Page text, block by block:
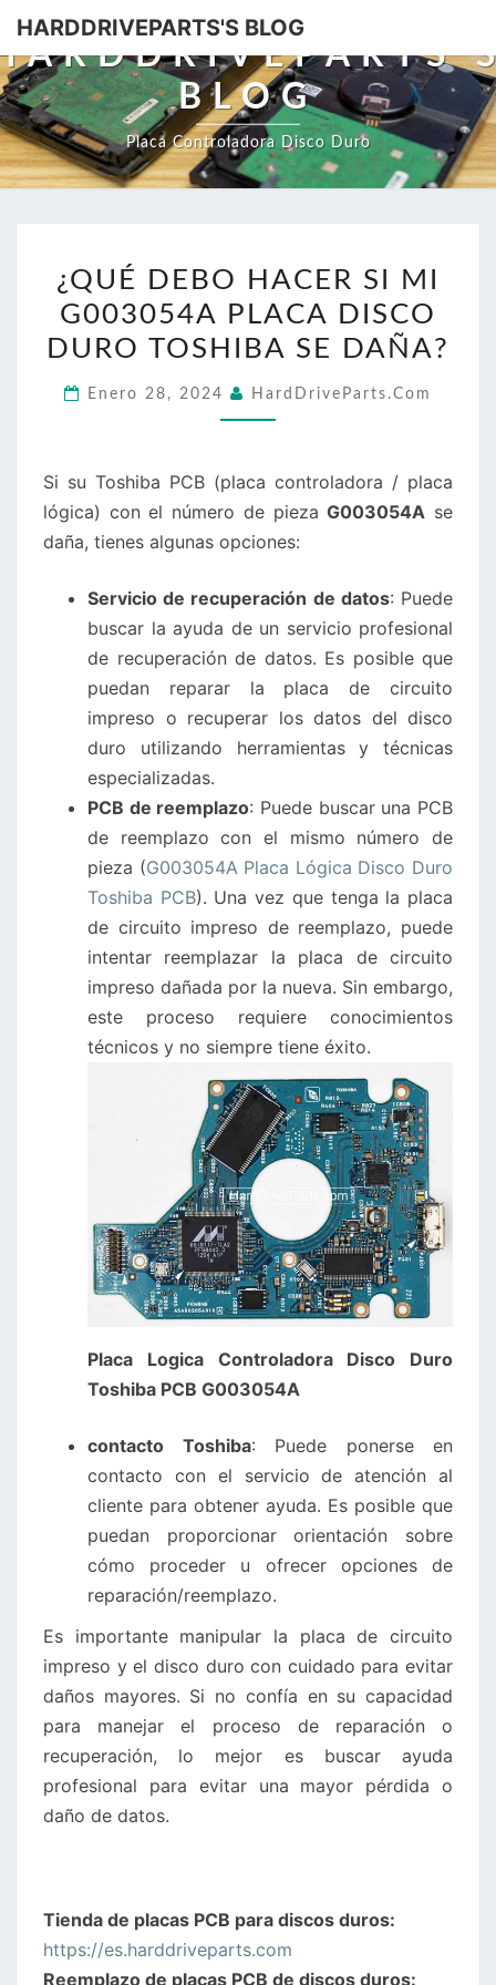
HARDDRIVEPARTS'S BLOG
BLOG
Placa Controladora Disco Duro
DEBO
HACER
SI
G003054A
DURO
TOSHIBA
SE
¿QUÉ DEBO HACER SI MI
G003054A PLACA DISCO
DURO TOSHIBA SE DAÑA?
Enero 28, 2024 HardDriveParts.com
Si su Toshiba PCB (placa controladora / placa
lógica) con el número de piezaG003054A se
daña, tienes algunas opciones:
Servicio de recuperación de datos: Puede
buscar la ayuda de un servicio profesional
de recuperación de datos. Es posible que
puedan reparar la placa de circuito
impreso o recuperar los datos del disco
duro utilizando herramientas y técnicas
especializadas.
PCB de reemplazo: Puede buscar una PCB
de reemplazo con el mismo número de
pieza (G003054A Placa Lógica Disco Duro
Toshiba PCB). Una vez que tenga la placa
de circuito impreso de reemplazo, puede
intentar reemplazar la placa de circuito
impreso dañada por la nueva. Sin embargo,
este proceso requiere conocimientos
técnicos y no siempre tiene éxito.
Placa Logica Controladora Disco Duro
Toshiba PCB G003054A
contacto Toshiba: Puede ponerse en
contacto con el servicio de atención al
cliente para obtener ayuda. Es posible que
puedan proporcionar orientación sobre
cómo proceder u ofrecer opciones de
reparación/reemplazo.
Es importante manipular la placa de circuito
impreso y el disco duro con cuidado para evitar
daños mayores. Si no confía en su capacidad
para manejar el proceso de reparación o
recuperación, lo mejor es buscar ayuda
profesional para evitar una mayor pérdida o
daño de datos.
Tienda de placas PCB para discos duros:
https://es.harddriveparts.com
Reemplazo de placas PCB de discos duros: